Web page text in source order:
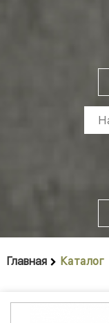
Главная Каталог